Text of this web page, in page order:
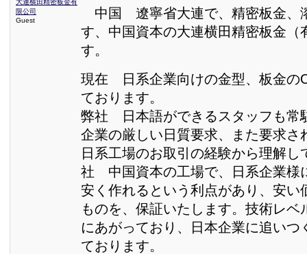
大連横田精密板金有
限公司
Guest
中国 遼寧省大連で、精密板金、
す、中国資本の大連横田精密板金（
す。
現在 日系企業向けの金型、板金の
ております。
弊社 日本語ができるスタッフも常
企業の厳しい日質要求、また要求さ
日系工場のお取引の経験から理解し
社 中国資本の工場で、日系企業様
安く作れるという利点があり、安い
ものを、保証いたします。技術レベ
にあがっており、日本企業に追いつ
ております。